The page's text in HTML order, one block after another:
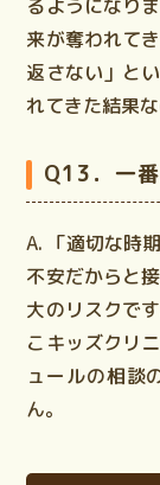
るようになり
来が奪われて
返さない」と
れてきた結果な
Q13．一
A. 「適切な時
不安だからと
大のリスクで
こキッズクリ
ュールの相談
ん。